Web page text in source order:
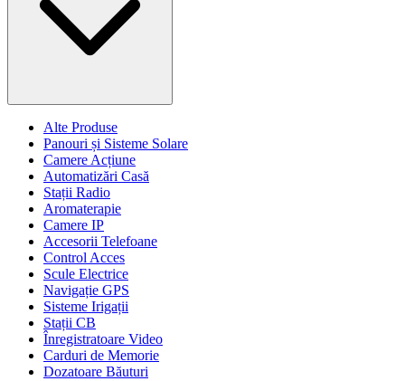
Alte Produse
Panouri și Sisteme Solare
Camere Acțiune
Automatizări Casă
Stații Radio
Aromaterapie
Camere IP
Accesorii Telefoane
Control Acces
Scule Electrice
Navigație GPS
Sisteme Irigații
Stații CB
Înregistratoare Video
Carduri de Memorie
Dozatoare Băuturi